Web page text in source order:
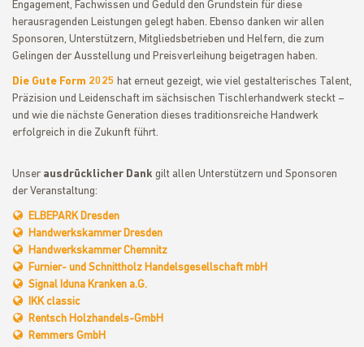
Engagement, Fachwissen und Geduld den Grundstein für diese
herausragenden Leistungen gelegt haben. Ebenso danken wir allen
Sponsoren, Unterstützern, Mitgliedsbetrieben und Helfern, die zum
Gelingen der Ausstellung und Preisverleihung beigetragen haben.
Die Gute Form 2025 hat erneut gezeigt, wie viel gestalterisches Talent,
Präzision und Leidenschaft im sächsischen Tischlerhandwerk steckt –
und wie die nächste Generation dieses traditionsreiche Handwerk
erfolgreich in die Zukunft führt.
Unser ausdrücklicher Dank gilt allen Unterstützern und Sponsoren
der Veranstaltung:
ELBEPARK Dresden
Handwerkskammer Dresden
Handwerkskammer Chemnitz
Furnier- und Schnittholz Handelsgesellschaft mbH
Signal Iduna Kranken a.G.
IKK classic
Rentsch Holzhandels-GmbH
Remmers GmbH